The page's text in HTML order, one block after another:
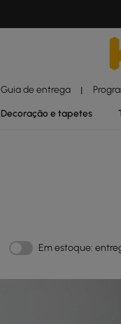
Guia de entrega |
Decoração e tapetes
Em estoque: